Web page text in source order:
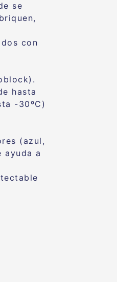
se
con
hasta
-30ºC)
(azul,
ayuda a